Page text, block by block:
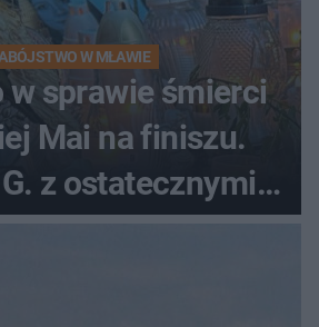
W MŁAWIE
w sprawie śmierci
Mai na finiszu.
z ostatecznymi